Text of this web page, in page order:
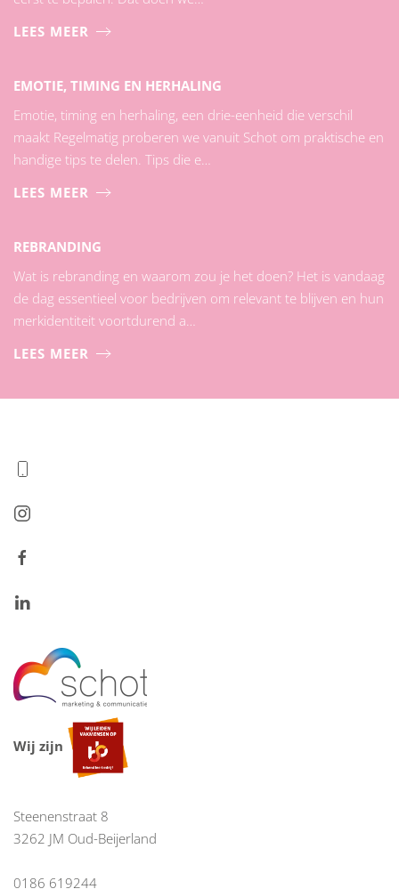
LEES MEER
EMOTIE, TIMING EN HERHALING
Emotie, timing en herhaling, een drie-eenheid die verschil
maakt Regelmatig proberen we vanuit Schot om praktische en
handige tips te delen. Tips die e…
LEES MEER
REBRANDING
Wat is rebranding en waarom zou je het doen? Het is vandaag
de dag essentieel voor bedrijven om relevant te blijven en hun
merkidentiteit voortdurend a…
LEES MEER
Wij zijn
Steenenstraat 8
3262 JM Oud-Beijerland
0186 619244